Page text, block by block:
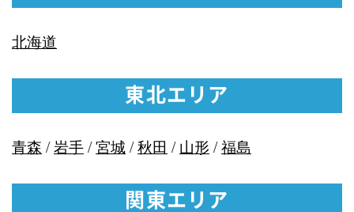
北海道
東北エリア
青森 /岩手/宮城/秋田 /山形 /福島
関東エリア